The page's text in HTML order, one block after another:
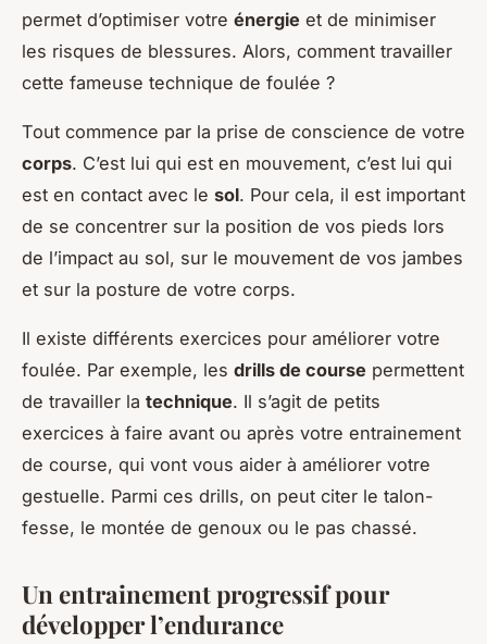
permet d’optimiser votre énergie et de minimiser
les risques de blessures. Alors, comment travailler
cette fameuse technique de foulée ?
Tout commence par la prise de conscience de votre
corps. C’est lui qui est en mouvement, c’est lui qui
est en contact avec le sol. Pour cela, il est important
de se concentrer sur la position de vos pieds lors
de l’impact au sol, sur le mouvement de vos jambes
et sur la posture de votre corps.
Il existe différents exercices pour améliorer votre
foulée. Par exemple, les drills de course permettent
de travailler la technique. Il s’agit de petits
exercices à faire avant ou après votre entrainement
de course, qui vont vous aider à améliorer votre
gestuelle. Parmi ces drills, on peut citer le talon-
fesse, le montée de genoux ou le pas chassé.
Un entrainement progressif pour
développer l’endurance